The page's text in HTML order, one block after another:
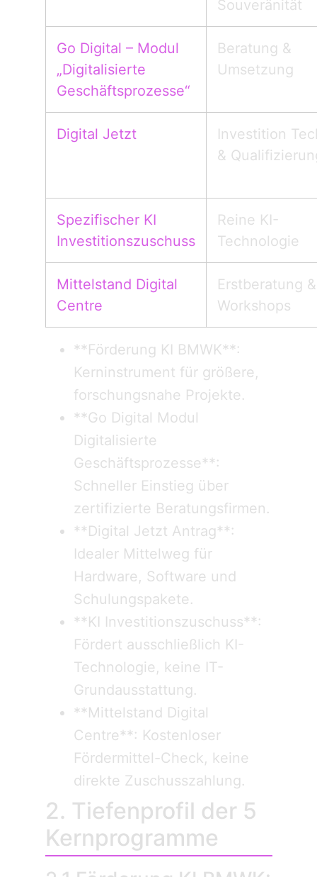
Souveränität
Go Digital – Modul
„Digitalisierte
Geschäftsprozesse“
Beratung &
Umsetzung
Digital Jetzt
Investition
&
Spezifischer KI
Investitionszuschuss
Reine KI-
Technologie
Mittelstand Digital
Centre
Erstberatung &
Workshops
**Förderung KI BMWK**:
Kerninstrument für größere,
forschungsnahe Projekte.
**Go Digital Modul
Digitalisierte
Geschäftsprozesse**:
Schneller Einstieg über
zertifizierte Beratungsfirmen.
**Digital Jetzt Antrag**:
Idealer Mittelweg für
Hardware, Software und
Schulungspakete.
**KI Investitionszuschuss**:
Fördert ausschließlich KI-
Technologie, keine IT-
Grundausstattung.
**Mittelstand Digital
Centre**: Kostenloser
Fördermittel-Check, keine
direkte Zuschusszahlung.
2. Tiefenprofil der 5
Kernprogramme